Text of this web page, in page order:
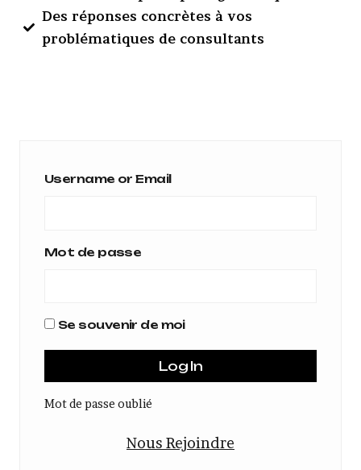
Des réponses concrètes à vos
problématiques de consultants
Username or Email
Mot de passe
Se souvenir de moi
Mot de passe oublié
Nous Rejoindre